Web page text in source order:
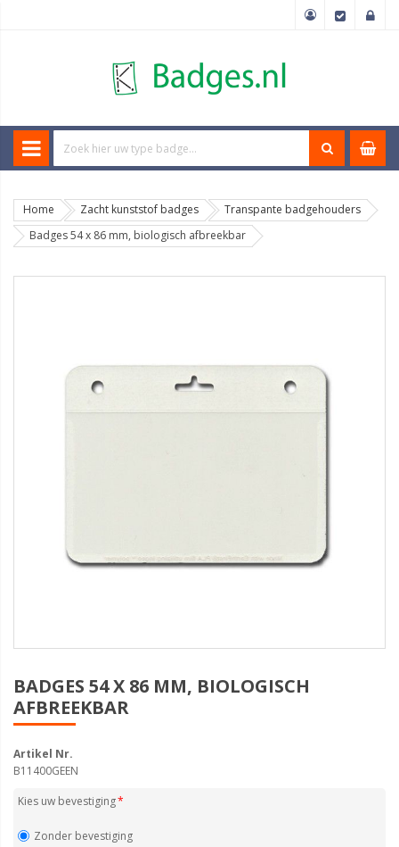
Home Zacht kunststof badges
Transpante badgehouders
Badges 54 x 86 mm, biologisch afbreekbar
BADGES 54 X 86 MM, BIOLOGISCH
AFBREEKBAR
Artikel Nr.
B11400GEEN
Kies uw bevestiging
Zonder bevestiging